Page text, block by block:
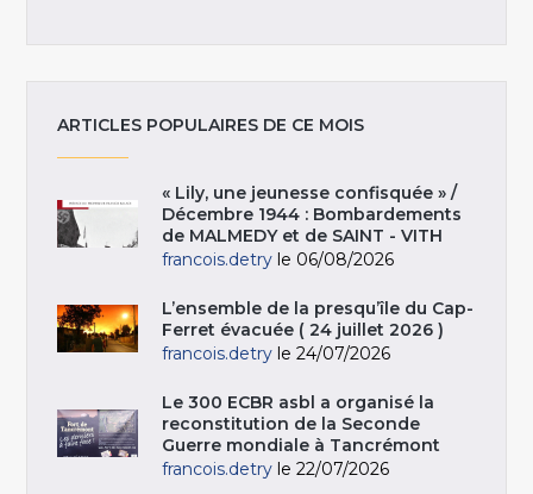
ARTICLES POPULAIRES DE CE MOIS
« Lily, une jeunesse confisquée » /
Décembre 1944 : Bombardements
de MALMEDY et de SAINT - VITH
francois.detry le 06/08/2026
L’ensemble de la presqu’île du Cap-
Ferret évacuée ( 24 juillet 2026 )
francois.detry le 24/07/2026
Le 300 ECBR asbl a organisé la
reconstitution de la Seconde
Guerre mondiale à Tancrémont
francois.detry le 22/07/2026